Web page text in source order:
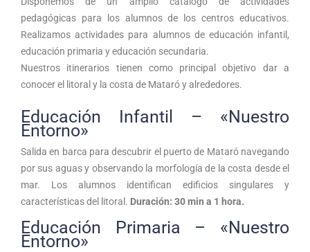
pedagógicas para los alumnos de los centros educativos.
Realizamos actividades para alumnos de educación infantil,
educación primaria y educación secundaria.
Nuestros itinerarios tienen como principal objetivo dar a
conocer el litoral y la costa de Mataró y alrededores.
Educación Infantil – «Nuestro
Entorno»
Salida en barca para descubrir el puerto de Mataró navegando
por sus aguas y observando la morfología de la costa desde el
mar. Los alumnos identifican edificios singulares y
características del litoral. Duración: 30 min a 1 hora.
Educación Primaria – «Nuestro
Entorno»